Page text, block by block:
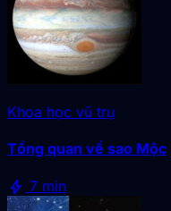
Khoa học vũ trụ
Tổng quan về sao Mộc
bolt 7 min